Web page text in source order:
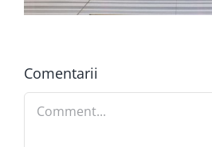
Comentarii
Comment